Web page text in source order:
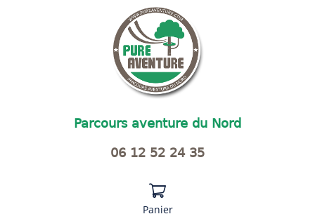
Parcours aventure du Nord
06 12 52 24 35
Panier